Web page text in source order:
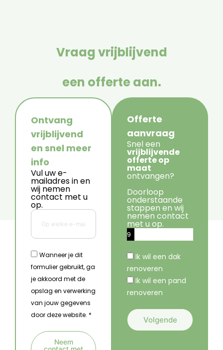
Vraag vrijblijvend
een offerte aan.
Ontvang
vrijblijvend
en snel meer
info
Vul uw e-
mailadres in en
wij nemen
contact met u
op.
Wanneer je dit
formulier gebruikt, ga
je akkoord met de
opslag en verwerking
van jouw gegevens
door deze website. *
Neem
Offerte
aanvraag
Snel een
vrijblijvende
offerte op
maat
ontvangen?
Doorloop
onderstaande
stappen en wij
nemen contact
met u op.
9
Ik wil een dak
renoveren
Ik wil een pand
renoveren
Volgende